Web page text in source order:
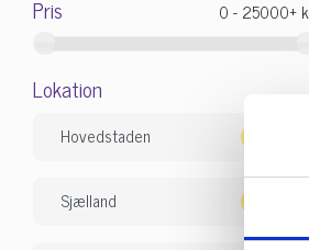
Pris
Lokation
Hovedstaden
Sjælland